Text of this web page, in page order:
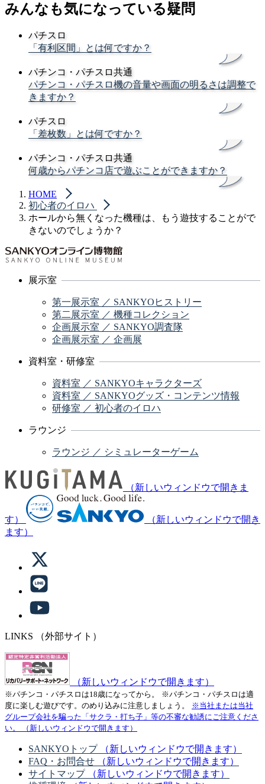
みんなも気になっている疑問
パチスロ
「有利区間」とは何ですか？
パチンコ・パチスロ共通
パチンコ・パチスロ機の音量や画面の明るさは調整で
きますか？
パチスロ
「差枚数」とは何ですか？
パチンコ・パチスロ共通
何歳からパチンコ店で遊ぶことができますか？
HOME
初心者のイロハ
ホールから無くなった機種は、もう遊技することがで
きないのでしょうか？
展示室
第一展示室 ／ SANKYOヒストリー
第二展示室 ／ 機種コレクション
企画展示室 ／ SANKYO調査隊
企画展示室 ／ 企画展
資料室・研修室
資料室 ／ SANKYOキャラクターズ
資料室 ／ SANKYOグッズ・コンテンツ情報
研修室 ／ 初心者のイロハ
ラウンジ
ラウンジ ／ シミュレーターゲーム
（新しいウィンドウで開きま
す）
（新しいウィンドウで開き
ます）
LINKS （外部サイト）
（新しいウィンドウで開きます）
※パチンコ・パチスロは18歳になってから。
※パチンコ・パチスロは適
度に楽しむ遊びです。のめり込みに注意しましょう。
※当社または当社
グループ会社を騙った「サクラ・打ち子」等の不審な勧誘にご注意くださ
い。
（新しいウィンドウで開きます）
SANKYOトップ
（新しいウィンドウで開きます）
FAQ・お問合せ
（新しいウィンドウで開きます）
サイトマップ
（新しいウィンドウで開きます）